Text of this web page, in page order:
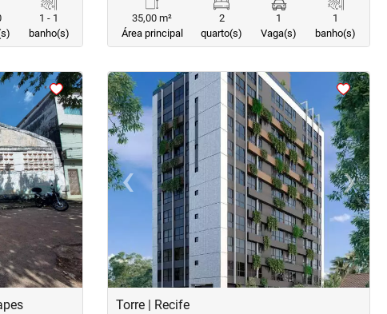
1 - 1
banho(s)
35,00 m²
Área principal
2
quarto(s)
1
Vaga(s)
1
banho(s)
›Next
<<<<
‹Previous ›Next
Torre | Recife